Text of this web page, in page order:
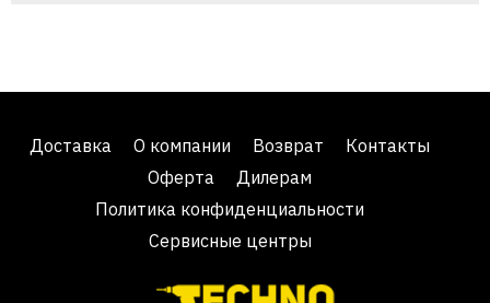
Доставка О компании Возврат
Контакты
Оферта
Дилерам
Политика конфиденциальности
Сервисные центры